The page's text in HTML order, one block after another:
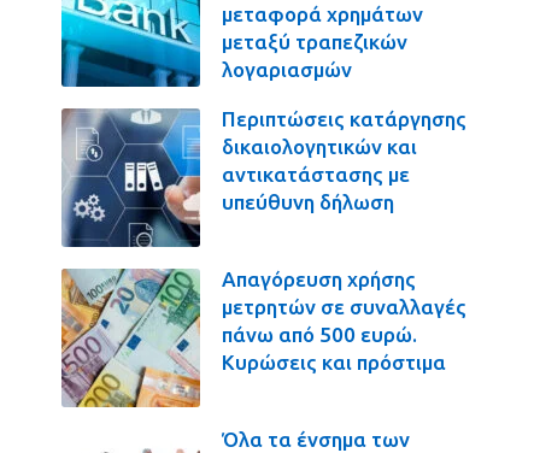
μεταφορά χρημάτων
μεταξύ τραπεζικών
λογαριασμών
Περιπτώσεις κατάργησης
δικαιολογητικών και
αντικατάστασης με
υπεύθυνη δήλωση
Απαγόρευση χρήσης
μετρητών σε συναλλαγές
πάνω από 500 ευρώ.
Κυρώσεις και πρόστιμα
Όλα τα ένσημα των